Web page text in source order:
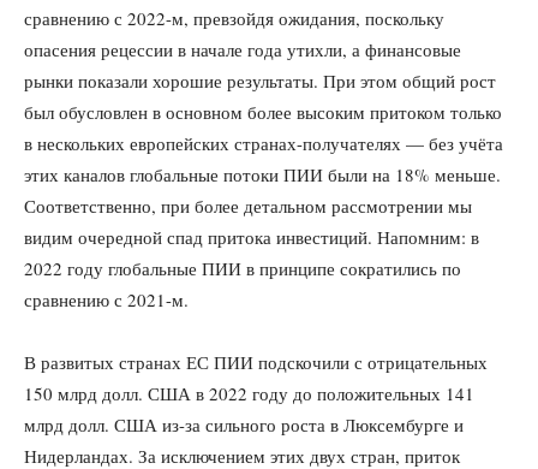
сравнению с 2022-м, превзойдя ожидания, поскольку
опасения рецессии в начале года утихли, а финансовые
рынки показали хорошие результаты. При этом общий рост
был обусловлен в основном более высоким притоком только
в нескольких европейских странах-получателях — без учёта
этих каналов глобальные потоки ПИИ были на 18% меньше.
Соответственно, при более детальном рассмотрении мы
видим очередной спад притока инвестиций. Напомним: в
2022 году глобальные ПИИ в принципе сократились по
сравнению с 2021-м.
В развитых странах ЕС ПИИ подскочили с отрицательных
150 млрд долл. США в 2022 году до положительных 141
млрд долл. США из-за сильного роста в Люксембурге и
Нидерландах. За исключением этих двух стран, приток